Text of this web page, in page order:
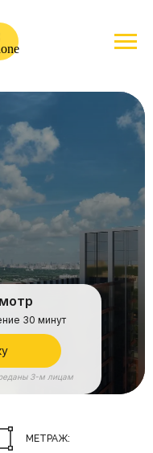
30 минут
3-м лицам
МЕТРАЖ: